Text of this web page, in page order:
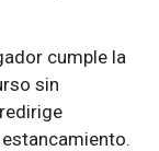
cumple la
sin